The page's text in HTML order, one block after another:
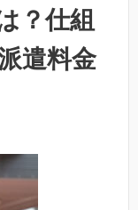
？仕組
遣料金